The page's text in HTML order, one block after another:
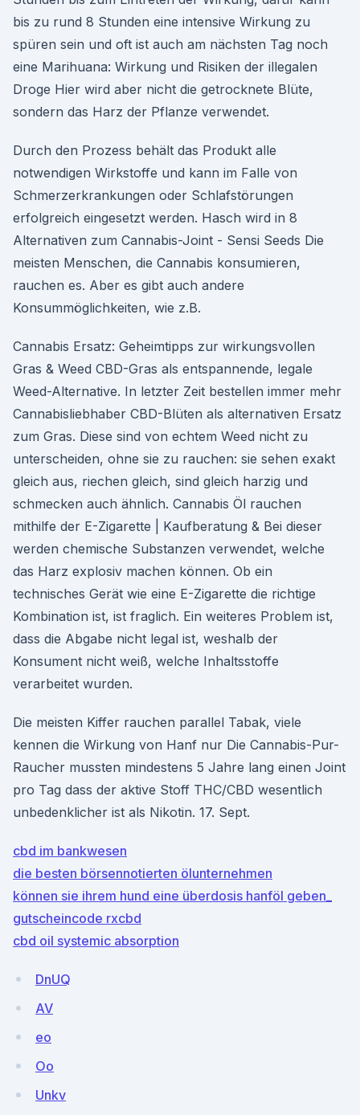
bis zu rund 8 Stunden eine intensive Wirkung zu
spüren sein und oft ist auch am nächsten Tag noch
eine Marihuana: Wirkung und Risiken der illegalen
Droge Hier wird aber nicht die getrocknete Blüte,
sondern das Harz der Pflanze verwendet.
Durch den Prozess behält das Produkt alle
notwendigen Wirkstoffe und kann im Falle von
Schmerzerkrankungen oder Schlafstörungen
erfolgreich eingesetzt werden. Hasch wird in 8
Alternativen zum Cannabis-Joint - Sensi Seeds Die
meisten Menschen, die Cannabis konsumieren,
rauchen es. Aber es gibt auch andere
Konsummöglichkeiten, wie z.B.
Cannabis Ersatz: Geheimtipps zur wirkungsvollen
Gras & Weed CBD-Gras als entspannende, legale
Weed-Alternative. In letzter Zeit bestellen immer mehr
Cannabisliebhaber CBD-Blüten als alternativen Ersatz
zum Gras. Diese sind von echtem Weed nicht zu
unterscheiden, ohne sie zu rauchen: sie sehen exakt
gleich aus, riechen gleich, sind gleich harzig und
schmecken auch ähnlich. Cannabis Öl rauchen
mithilfe der E-Zigarette | Kaufberatung & Bei dieser
werden chemische Substanzen verwendet, welche
das Harz explosiv machen können. Ob ein
technisches Gerät wie eine E-Zigarette die richtige
Kombination ist, ist fraglich. Ein weiteres Problem ist,
dass die Abgabe nicht legal ist, weshalb der
Konsument nicht weiß, welche Inhaltsstoffe
verarbeitet wurden.
Die meisten Kiffer rauchen parallel Tabak, viele
kennen die Wirkung von Hanf nur Die Cannabis-Pur-
Raucher mussten mindestens 5 Jahre lang einen Joint
pro Tag dass der aktive Stoff THC/CBD wesentlich
unbedenklicher ist als Nikotin. 17. Sept.
cbd im bankwesen
die besten börsennotierten ölunternehmen
können sie ihrem hund eine überdosis hanföl geben_
gutscheincode rxcbd
cbd oil systemic absorption
DnUQ
AV
eo
Oo
Unkv